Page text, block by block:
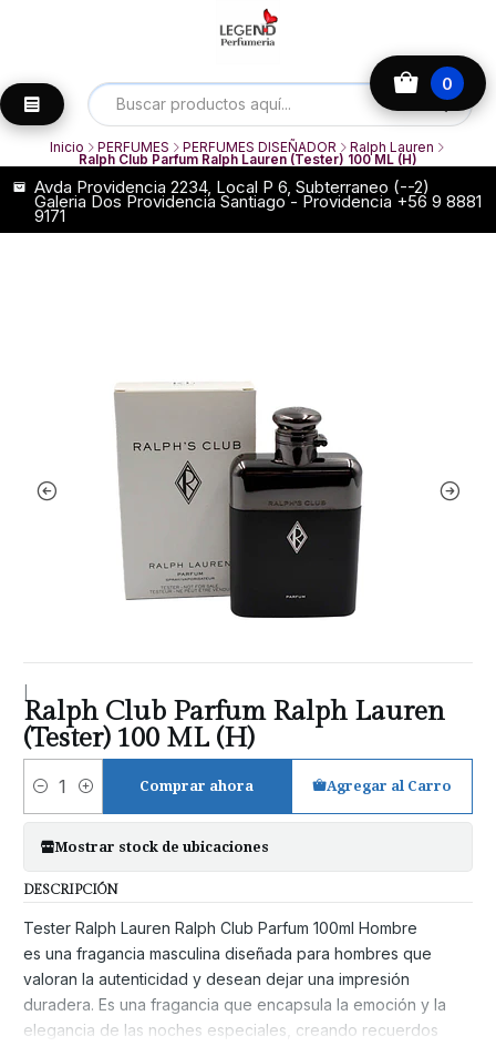
0
Avda Providencia 2234, Local P 6, Subterraneo (--2)
Galeria Dos Providencia Santiago - Providencia +56 9 8881
9171
Inicio PERFUMES PERFUMES DISEÑADOR Ralph Lauren
Ralph Club Parfum Ralph Lauren (Tester) 100 ML (H)
Ralph Club Parfum Ralph Lauren
(Tester) 100 ML (H)
Cantidad
Agregar al Carro
Comprar ahora
Mostrar stock de ubicaciones
DESCRIPCIÓN
Tester Ralph Lauren Ralph Club Parfum 100ml Hombre
es una fragancia masculina diseñada para hombres que
valoran la autenticidad y desean dejar una impresión
duradera. Es una fragancia que encapsula la emoción y la
elegancia de las noches especiales, creando recuerdos